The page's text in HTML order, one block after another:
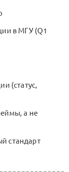
в МГУ (Q1
(статус,
а не
стандарт